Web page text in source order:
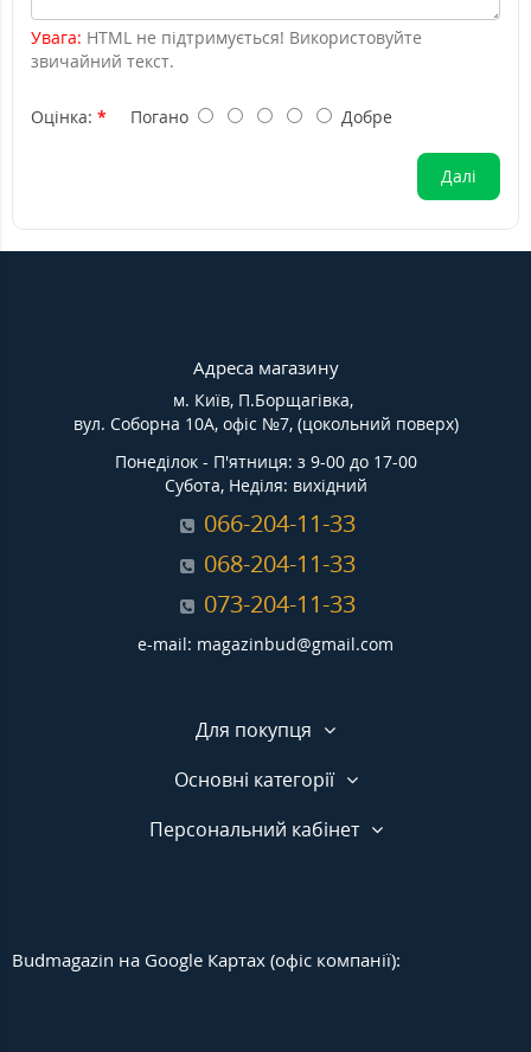
Увага: HTML не підтримується! Використовуйте
звичайний текст.
Оцінка: Погано Добре
Далі
Адреса магазину
м. Київ, П.Борщагівка,
вул. Соборна 10А, офіс №7, (цокольний поверх)
Понеділок - П'ятниця: з 9-00 до 17-00
Субота, Неділя: вихідний
066-204-11-33
068-204-11-33
073-204-11-33
e-mail: magazinbud@gmail.com
Для покупця
Основні категорії
Персональний кабінет
Budmagazin на Google Картах (офіс компанії):